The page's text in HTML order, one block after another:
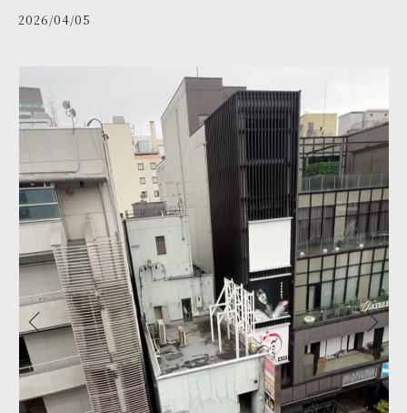
2026/04/05